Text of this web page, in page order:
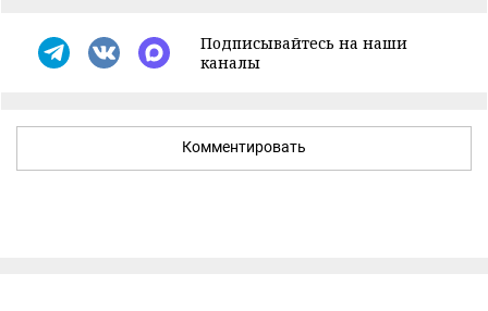
Подписывайтесь на наши
каналы
Комментировать